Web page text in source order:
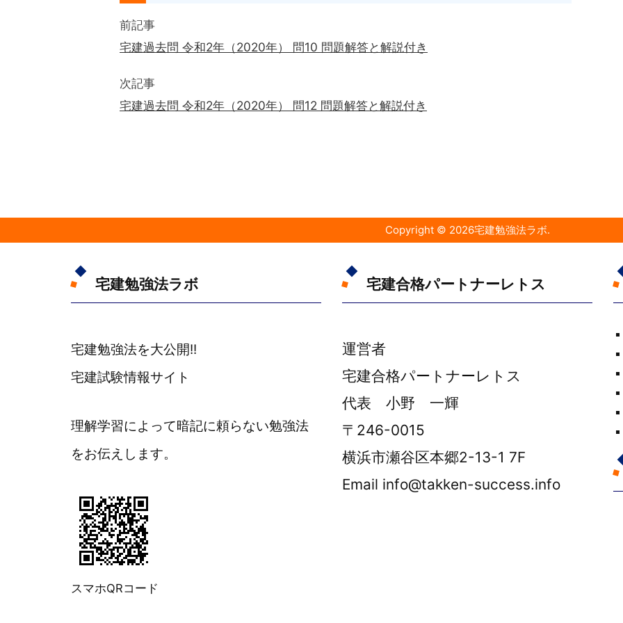
前記事
宅建過去問 令和2年（2020年） 問10 問題解答と解説付き
次記事
宅建過去問 令和2年（2020年） 問12 問題解答と解説付き
Copyright © 2026宅建勉強法ラボ.
宅建勉強法ラボ
宅建勉強法を大公開!!
宅建試験情報サイト
理解学習によって暗記に頼らない勉強法
をお伝えします。
スマホQRコード
宅建合格パートナーレトス
運営者
宅建合格パートナーレトス
代表 小野 一輝
〒246-0015
横浜市瀬谷区本郷2-13-1 7F
Email info@takken-success.info